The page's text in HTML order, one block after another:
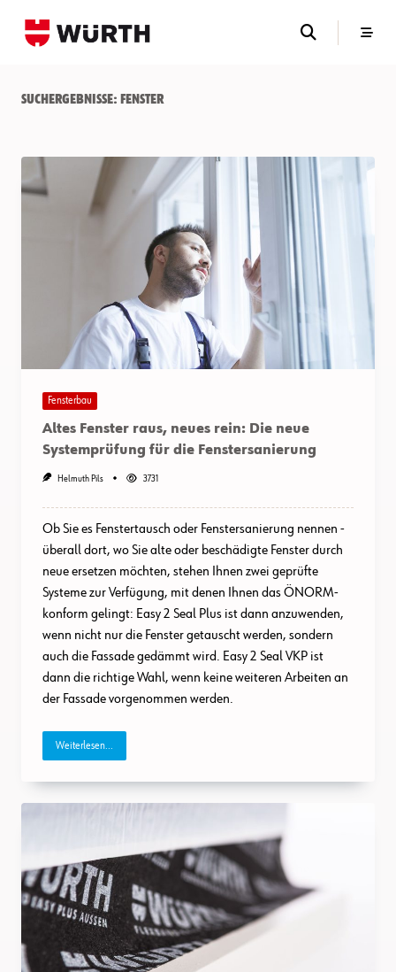
Suchergebnisse: Fenster
Fensterbau
Altes Fenster raus, neues rein: Die neue
Systemprüfung für die Fenstersanierung
Helmuth Pils 3731
Ob Sie es Fenstertausch oder Fenstersanierung nennen -
überall dort, wo Sie alte oder beschädigte Fenster durch
neue ersetzen möchten, stehen Ihnen zwei geprüfte
Systeme zur Verfügung, mit denen Ihnen das ÖNORM-
konform gelingt: Easy 2 Seal Plus ist dann anzuwenden,
wenn nicht nur die Fenster getauscht werden, sondern
auch die Fassade gedämmt wird. Easy 2 Seal VKP ist
dann die richtige Wahl, wenn keine weiteren Arbeiten an
der Fassade vorgenommen werden.
Weiterlesen...